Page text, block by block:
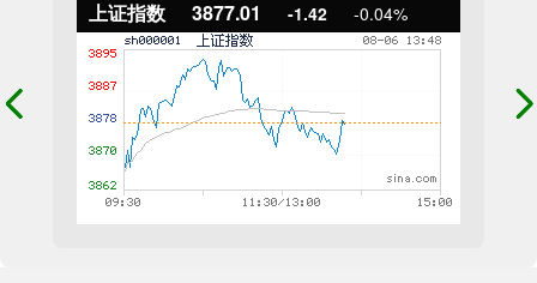
上证指数 3877.01 -1.42 -0.04%